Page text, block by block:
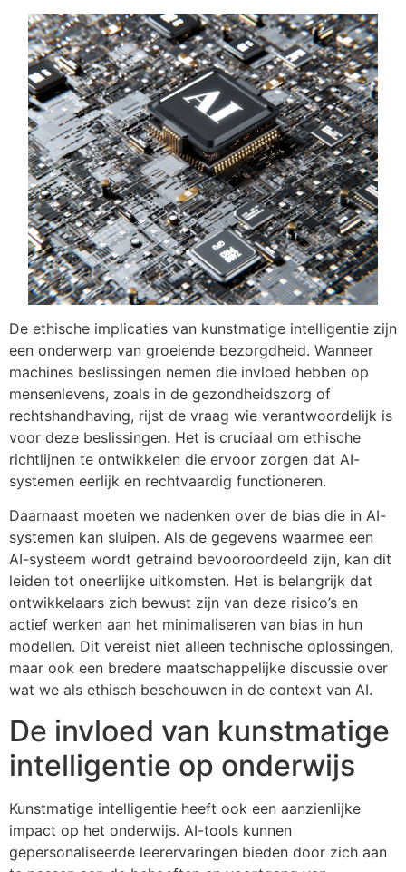
De ethische implicaties van kunstmatige intelligentie zijn
een onderwerp van groeiende bezorgdheid. Wanneer
machines beslissingen nemen die invloed hebben op
mensenlevens, zoals in de gezondheidszorg of
rechtshandhaving, rijst de vraag wie verantwoordelijk is
voor deze beslissingen. Het is cruciaal om ethische
richtlijnen te ontwikkelen die ervoor zorgen dat AI-
systemen eerlijk en rechtvaardig functioneren.
Daarnaast moeten we nadenken over de bias die in AI-
systemen kan sluipen. Als de gegevens waarmee een
AI-systeem wordt getraind bevooroordeeld zijn, kan dit
leiden tot oneerlijke uitkomsten. Het is belangrijk dat
ontwikkelaars zich bewust zijn van deze risico’s en
actief werken aan het minimaliseren van bias in hun
modellen. Dit vereist niet alleen technische oplossingen,
maar ook een bredere maatschappelijke discussie over
wat we als ethisch beschouwen in de context van AI.
De invloed van kunstmatige
intelligentie op onderwijs
Kunstmatige intelligentie heeft ook een aanzienlijke
impact op het onderwijs. AI-tools kunnen
gepersonaliseerde leerervaringen bieden door zich aan